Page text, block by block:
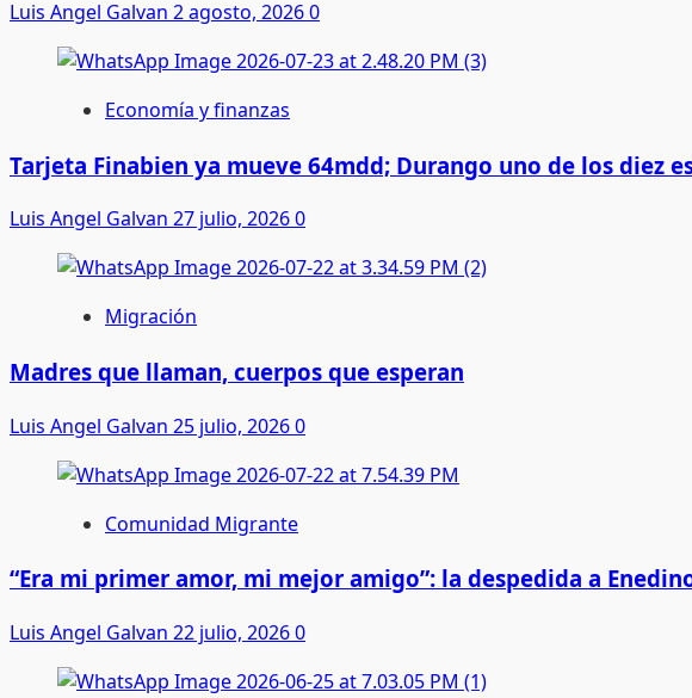
Luis Angel Galvan 2 agosto, 20260
Economía y finanzas
Tarjeta Finabien ya mueve 64mdd; Durango uno de los diez
Luis Angel Galvan 27 julio, 20260
Migración
Madres que llaman, cuerpos que esperan
Luis Angel Galvan 25 julio, 20260
Comunidad Migrante
“Era mi primer amor, mi mejor amigo”: la despedida a
Luis Angel Galvan 22 julio, 20260